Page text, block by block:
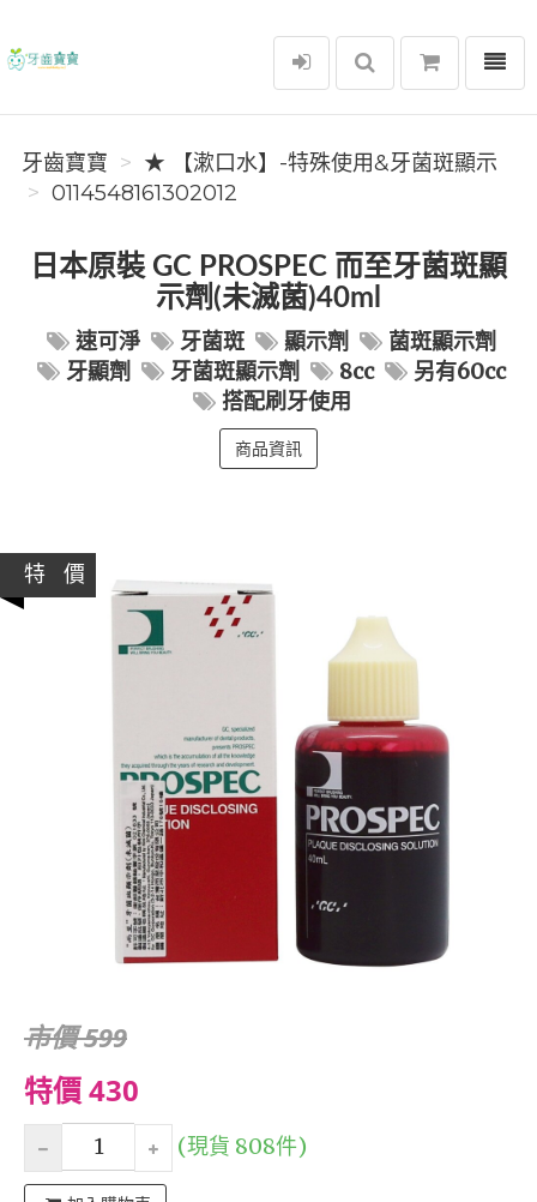
牙齒寶寶
選單
牙齒寶寶
★ 【漱口水】-特殊使用&牙菌斑顯示
0114548161302012
日本原裝 GC PROSPEC 而至牙菌斑顯
示劑(未滅菌)40ml
速可淨 牙菌斑 顯示劑
菌斑顯示劑
牙顯劑
牙菌斑顯示劑 8cc
另有60cc
搭配刷牙使用
商品資訊
特 價
市價 599
特價 430
(現貨 808件)